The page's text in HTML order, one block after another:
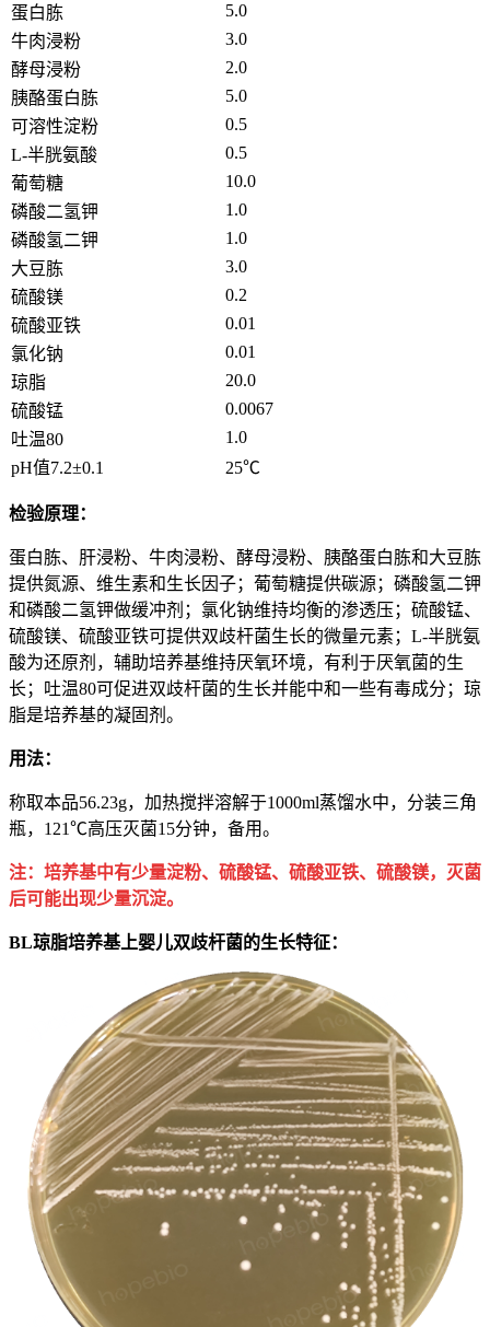
蛋白胨
5.0
牛肉浸粉
3.0
酵母浸粉
2.0
胰酪蛋白胨
5.0
可溶性淀粉
0.5
L-半胱氨酸
0.5
葡萄糖
10.0
磷酸二氢钾
1.0
磷酸氢二钾
1.0
大豆胨
3.0
硫酸镁
0.2
硫酸亚铁
0.01
氯化钠
0.01
琼脂
20.0
硫酸锰
0.0067
吐温80
1.0
pH值7.2±0.1
25℃
检验原理：
蛋白胨、肝浸粉、牛肉浸粉、酵母浸粉、胰酪蛋白胨和大豆胨
提供氮源、维生素和生长因子；葡萄糖提供碳源；磷酸氢二钾
和磷酸二氢钾做缓冲剂；氯化钠维持均衡的渗透压；硫酸锰、
硫酸镁、硫酸亚铁可提供双歧杆菌生长的微量元素；L-半胱氨
酸为还原剂，辅助培养基维持厌氧环境，有利于厌氧菌的生
长；吐温80可促进双歧杆菌的生长并能中和一些有毒成分；琼
脂是培养基的凝固剂。
用法：
称取本品56.23g，加热搅拌溶解于1000ml蒸馏水中，分装三角
瓶，121℃高压灭菌15分钟，备用。
注：培养基中有少量淀粉、硫酸锰、硫酸亚铁、硫酸镁，灭菌
后可能出现少量沉淀。
BL琼脂培养基上婴儿双歧杆菌的生长特征：